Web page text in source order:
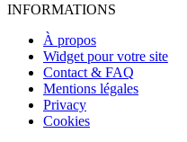
INFORMATIONS
À propos
Widget pour votre site
Contact & FAQ
Mentions légales
Privacy
Cookies